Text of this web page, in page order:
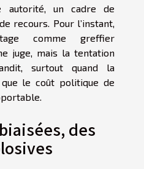
autorité, un cadre de
recours. Pour l’instant,
comme greffier
juge, mais la tentation
surtout quand la
le coût politique de
des